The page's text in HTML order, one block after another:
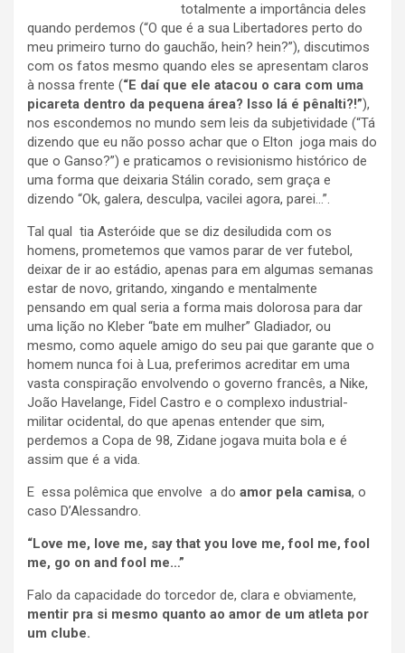
totalmente a importância deles
quando perdemos (“O que é a sua Libertadores perto do
meu primeiro turno do gauchão, hein? hein?”), discutimos
com os fatos mesmo quando eles se apresentam claros
à nossa frente (“E daí que ele atacou o cara com uma
picareta dentro da pequena área? Isso lá é pênalti?!”),
nos escondemos no mundo sem leis da subjetividade (“Tá
dizendo que eu não posso achar que o Elton joga mais do
que o Ganso?”) e praticamos o revisionismo histórico de
uma forma que deixaria Stálin corado, sem graça e
dizendo “Ok, galera, desculpa, vacilei agora, parei…”.
Tal qual tia Asteróide que se diz desiludida com os
homens, prometemos que vamos parar de ver futebol,
deixar de ir ao estádio, apenas para em algumas semanas
estar de novo, gritando, xingando e mentalmente
pensando em qual seria a forma mais dolorosa para dar
uma lição no Kleber “bate em mulher” Gladiador, ou
mesmo, como aquele amigo do seu pai que garante que o
homem nunca foi à Lua, preferimos acreditar em uma
vasta conspiração envolvendo o governo francês, a Nike,
João Havelange, Fidel Castro e o complexo industrial-
militar ocidental, do que apenas entender que sim,
perdemos a Copa de 98, Zidane jogava muita bola e é
assim que é a vida.
E essa polêmica que envolve a do amor pela camisa, o
caso D’Alessandro.
“Love me, love me, say that you love me, fool me, fool
me, go on and fool me…”
Falo da capacidade do torcedor de, clara e obviamente,
mentir pra si mesmo quanto ao amor de um atleta por
um clube.